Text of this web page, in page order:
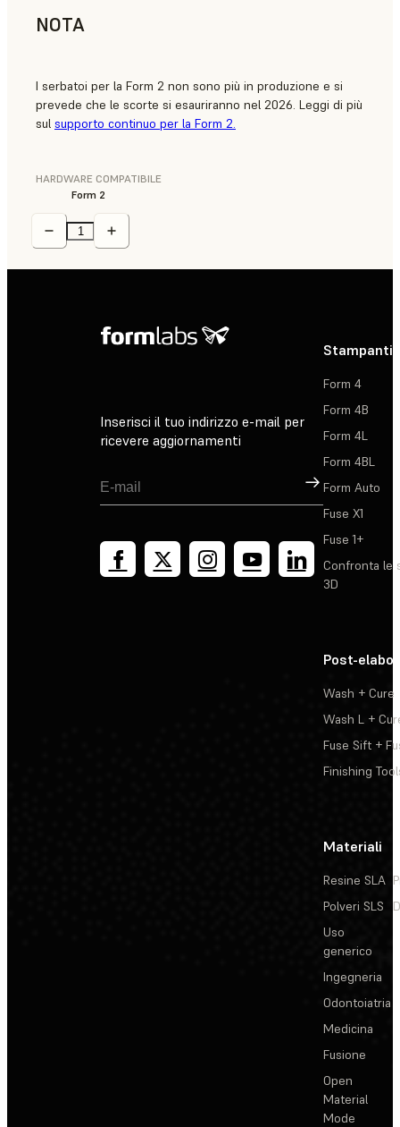
NOTA
I serbatoi per la Form 2 non sono più in produzione e si
prevede che le scorte si esauriranno nel 2026. Leggi di più
sul supporto continuo per la Form 2.
HARDWARE COMPATIBILE
Form 2
Inserisci il tuo indirizzo e-mail per
ricevere aggiornamenti
Registrati
Stampanti
Form 4
Form 4B
Form 4L
Form 4BL
Form Auto
Fuse X1
Fuse 1+
Confronta le
3D
Post-
Wash + Cure
Wash L +
Fuse Sift +
Finishing
Materiali
Resine SLA
Polveri SLS
Uso
generico
Ingegneria
Odontoiatria
Medicina
Fusione
Open
Material
Mode